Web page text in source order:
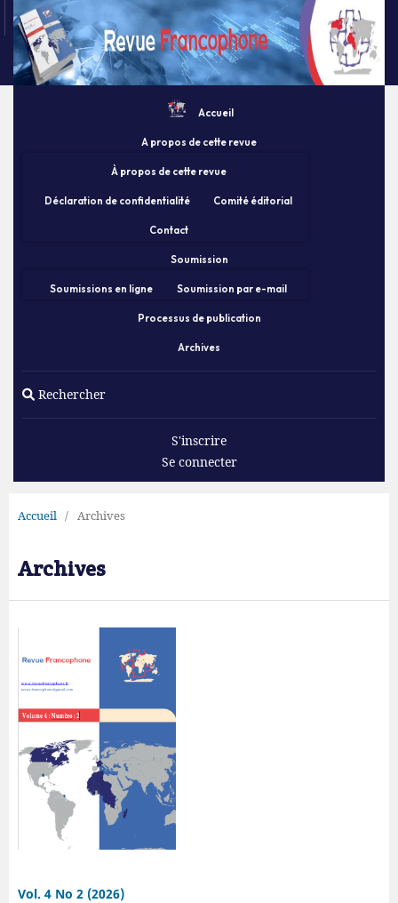
Accueil
A propos de cette revue
À propos de cette revue
Déclaration de confidentialité Comité éditorial
Contact
Soumission
Soumissions en ligne Soumission par e-mail
Processus de publication
Archives
Rechercher
S'inscrire
Se connecter
Accueil / Archives
Archives
Vol. 4 No 2 (2026)